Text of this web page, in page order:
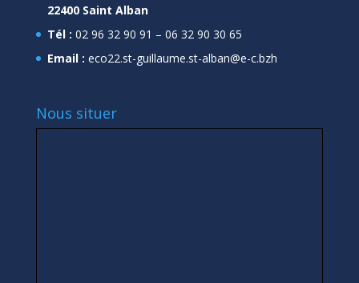
22400 Saint Alban
Tél : 02 96 32 90 91 – 06 32 90 30 65
Email : eco22.st-guillaume.st-alban@e-c.bzh
Nous situer